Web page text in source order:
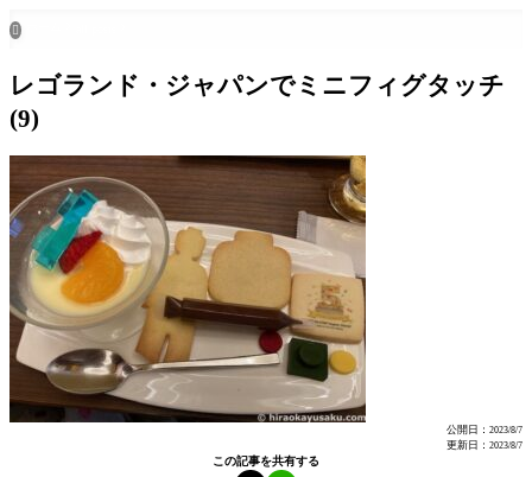

レゴランド・ジャパンでミニフィグタッチ
(9)
公開日： 2023/8/7
更新日： 2023/8/7
この記事を共有する